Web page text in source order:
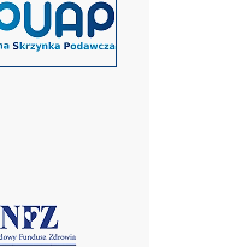
czytaj